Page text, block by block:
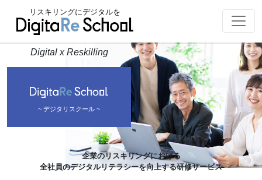
リスキリングにデジタルを
Digital x Reskilling
~ デジタリスクール ~
企業のリスキリングにおける
全社員のデジタルリテラシーを向上する研修サービス